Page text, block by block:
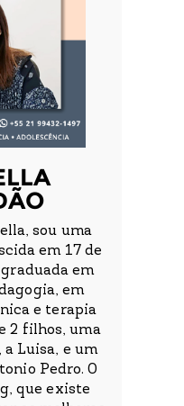
sou uma
em 17 de
em
em
e terapia
2 filhos, uma
a Luisa, e um
Pedro. O
que existe